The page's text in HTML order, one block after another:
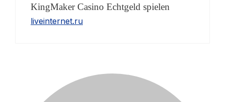
KingMaker Casino Echtgeld spielen
liveinternet.ru